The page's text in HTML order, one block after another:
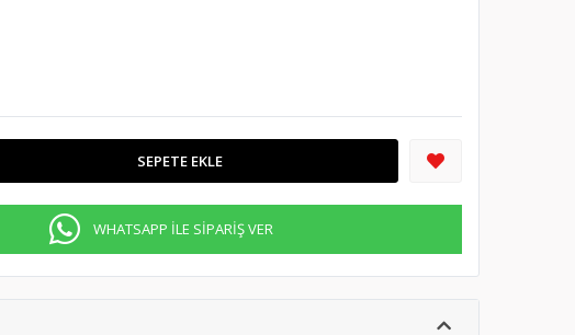
SEPETE EKLE
WHATSAPP İLE SİPARİŞ VER